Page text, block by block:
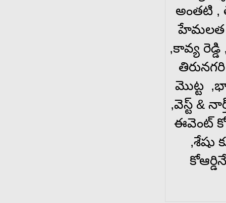
అంతటి ,
హేమలత
,కావ్య
మొట్ట
,వెస్ట్ &
ఈవెంట్
,శేషు